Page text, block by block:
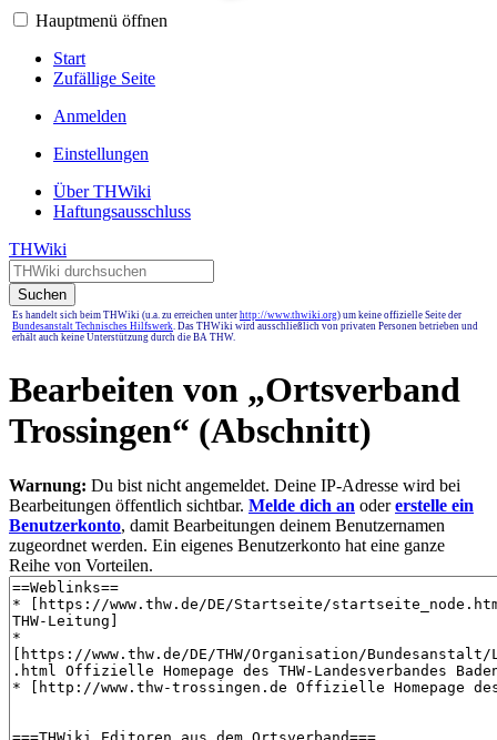
Hauptmenü öffnen
Start
Zufällige Seite
Anmelden
Einstellungen
Über THWiki
Haftungsausschluss
THWiki
Suchen
Es handelt sich beim THWiki (u.a. zu erreichen unter http://www.thwiki.org) um keine offizielle Seite der
Bundesanstalt Technisches Hilfswerk. Das THWiki wird ausschließlich von privaten Personen betrieben und
erhält auch keine Unterstützung durch die BA THW.
Bearbeiten von „Ortsverband
Trossingen“ (Abschnitt)
Warnung: Du bist nicht angemeldet. Deine IP-Adresse wird bei
Bearbeitungen öffentlich sichtbar. Melde dich an odererstelle ein
Benutzerkonto, damit Bearbeitungen deinem Benutzernamen
zugeordnet werden. Ein eigenes Benutzerkonto hat eine ganze
Reihe von Vorteilen.